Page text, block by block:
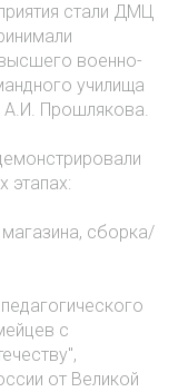
стали ДМЦ
военно-
училища
Прошлякова.
этапах:
сборка/
с
от Великой